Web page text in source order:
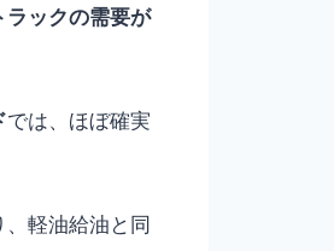
ラックの需要が
では、ほぼ確実
軽油給油と同